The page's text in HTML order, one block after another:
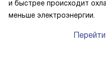
и быстрее происходит
меньше электроэнергии.